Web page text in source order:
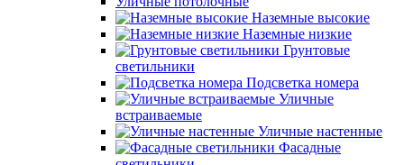
Наземные высокие
Наземные низкие
Грунтовые
светильники
Подсветка номера
Уличные
встраиваемые
Уличные настенные
Фасадные